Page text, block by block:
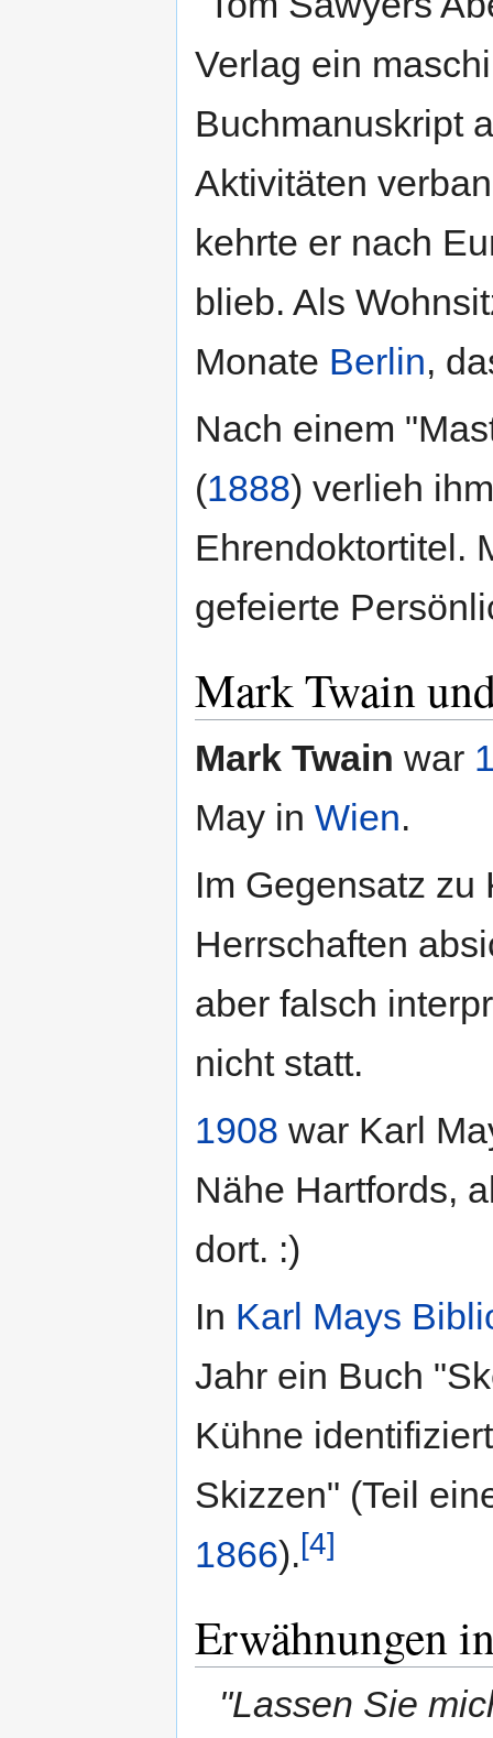
Verlag ein
Buchmanuskript
Aktivitäten
kehrte er nach
blieb. Als
Monate Berlin,
Nach einem
(1888) verlieh
Ehrendoktortitel.
gefeierte
Mark Twain
Mark Twain war
May in Wien.
Im Gegensatz zu
Herrschaften
aber falsch
nicht statt.
1908 war Karl
Nähe Hartfords,
dort. :)
In Karl Mays
Jahr ein Buch
Kühne
Skizzen" (Teil
1866).[4]
Erwähnungen
"Lassen Sie